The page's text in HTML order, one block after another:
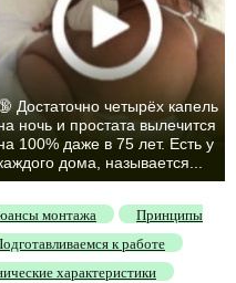
Достаточно четырёх капель
ночь и простата вылечится
100% даже в 75 лет. Есть у
дома, называется...
монтажа
Принципы
к работе
характеристики